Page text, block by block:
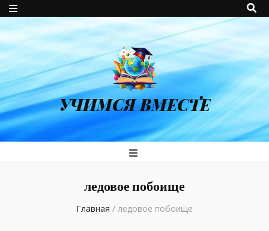
УЧИМСЯ ВМЕСТЕ
ледовое побоище
Главная / ледовое побоище